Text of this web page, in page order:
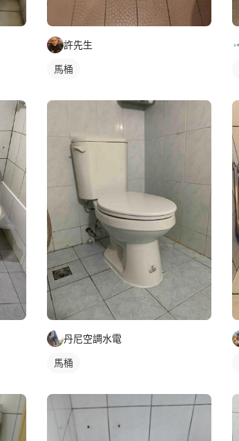
許先生
馬桶
丹尼空調水電
馬桶